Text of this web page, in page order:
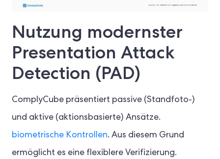
Nutzung modernster
Presentation Attack
Detection (PAD)
ComplyCube präsentiert passive (Standfoto-)
und aktive (aktionsbasierte) Ansätze.
biometrische Kontrollen. Aus diesem Grund
ermöglicht es eine flexiblere Verifizierung.